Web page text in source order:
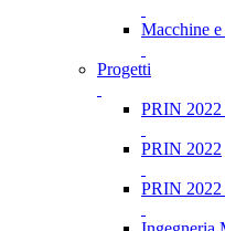
Macchine e
Progetti
PRIN 2022
PRIN 2022
PRIN 2022